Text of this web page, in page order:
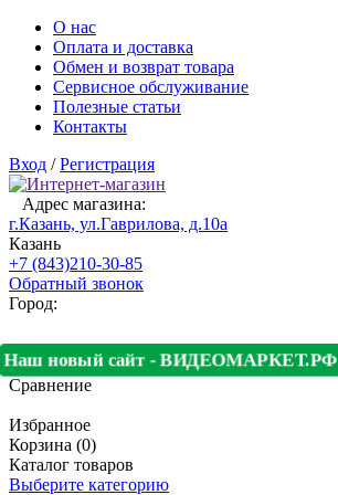
О нас
Оплата и доставка
Обмен и возврат товара
Сервисное обслуживание
Полезные статьи
Контакты
Вход /Регистрация
Адрес магазина:
г.Казань, ул.Гаврилова, д.10а
Казань
+7 (843)210-30-85
Обратный звонок
Город:
Наш новый сайт - ВИДЕОМАРКЕТ.РФ
Сравнение
Избранное
Корзина (0)
Каталог товаров
Выберите категорию